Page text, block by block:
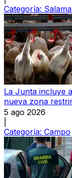
Categoría:
La Junta incluye
nueva zona
5 ago 2026
Categoría: Campo